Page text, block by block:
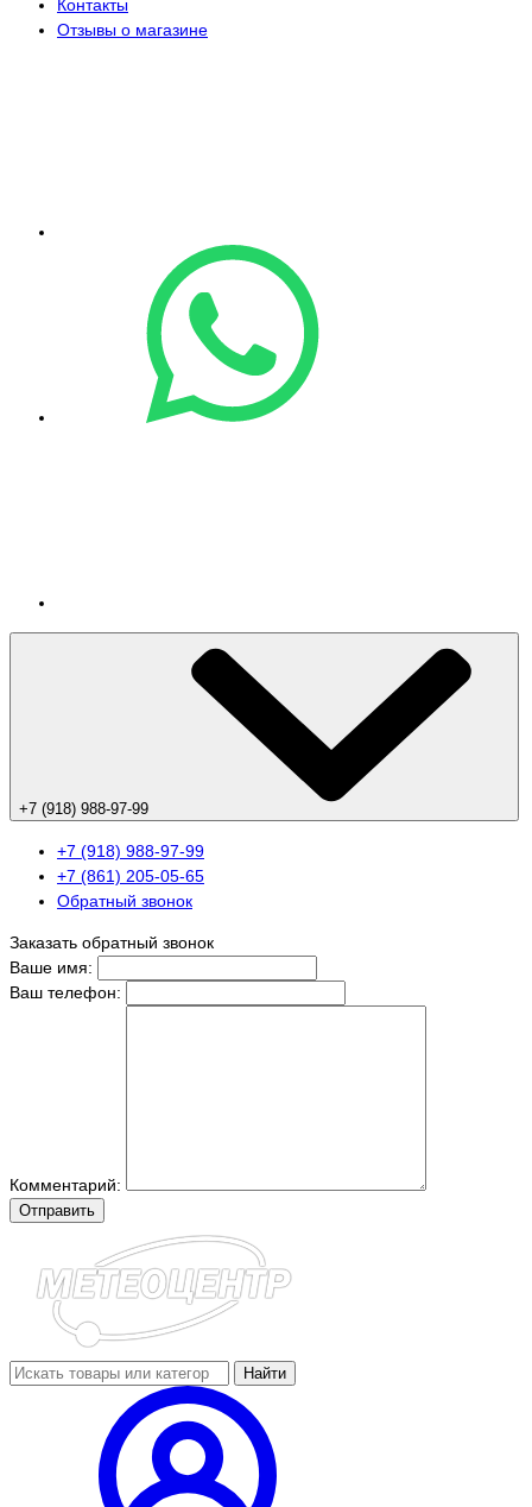
Контакты
Отзывы о магазине
+7 (918) 988-97-99
+7 (918) 988-97-99
+7 (861) 205-05-65
Обратный звонок
Заказать обратный звонок
Ваше имя:
Ваш телефон:
Комментарий:
Отправить
Найти